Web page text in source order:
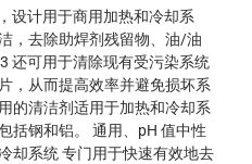
设计用于商用加热和冷却系
，去除助焊剂残留物、油/油
还可用于清除现有受污染系统
，从而提高效率并避免损坏系
的清洁剂适用于加热和冷却系
括钢和铝。 通用、pH 值中性
却系统 专门用于快速有效地去